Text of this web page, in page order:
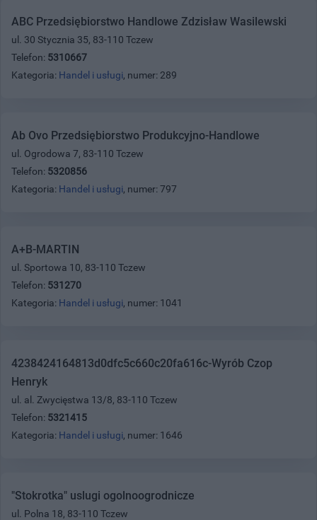
ABC Przedsiębiorstwo Handlowe Zdzisław Wasilewski
ul. 30 Stycznia 35, 83-110 Tczew
Telefon: 5310667
Kategoria: Handel i usługi, numer: 289
Ab Ovo Przedsiębiorstwo Produkcyjno-Handlowe
ul. Ogrodowa 7, 83-110 Tczew
Telefon: 5320856
Kategoria: Handel i usługi, numer: 797
A+B-MARTIN
ul. Sportowa 10, 83-110 Tczew
Telefon: 531270
Kategoria: Handel i usługi, numer: 1041
4238424164813d0dfc5c660c20fa616c-Wyrób Czop
Henryk
ul. al. Zwycięstwa 13/8, 83-110 Tczew
Telefon: 5321415
Kategoria: Handel i usługi, numer: 1646
"Stokrotka" uslugi ogolnoogrodnicze
ul. Polna 18, 83-110 Tczew